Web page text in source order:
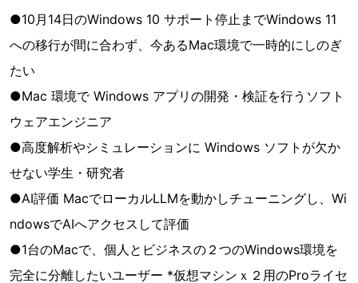
●10月14日のWindows 10 サポート停止までWindows 11
への移行が間に合わず、今あるMac環境で一時的にしのぎ
たい
●Mac 環境で Windows アプリの開発・検証を行うソフト
ウェアエンジニア
●高度解析やシミュレーションに Windows ソフトが欠か
せない学生・研究者
●AI評価 MacでローカルLLMを動かしチューニングし、Wi
ndowsでAIへアクセスして評価
●1台のMacで、個人とビジネスの２つのWindows環境を
完全に分離したいユーザー *仮想マシンｘ２用のProライセ